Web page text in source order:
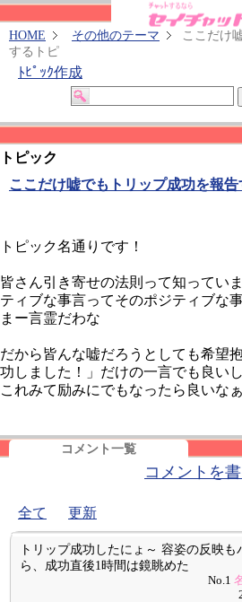
HOME その他のテーマ
ここだけ
するトピ
ﾄﾋﾟｯｸ作成
トピック
ここだけ嘘でもトリップ成功を報
トピック名通りです！
皆さん引き寄せの法則って知ってい
ティブな事言ってそのポジティブな
まー言霊だわな
だから皆んな嘘だろうとしても希望
功しました！」だけの一言でも良い
これみて励みにでもなったら良いなぁ
コメント一覧
コメントを書
全て 更新
トリップ成功したにょ～ 容姿の反映
ら、成功直後1時間は鏡眺めた
No.1